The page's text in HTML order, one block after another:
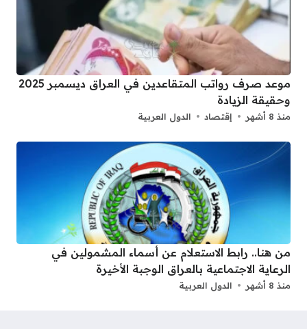
موعد صرف رواتب المتقاعدين في العراق ديسمبر 2025
وحقيقة الزيادة
منذ 8 أشهر إقتصاد الدول العربية
من هنا.. رابط الاستعلام عن أسماء المشمولين في
الرعاية الاجتماعية بالعراق الوجبة الأخيرة
منذ 8 أشهر الدول العربية